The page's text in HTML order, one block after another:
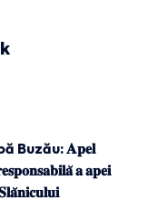
Buzău: 𝐀𝐩𝐞𝐥
𝐚 𝐚𝐩𝐞𝐢